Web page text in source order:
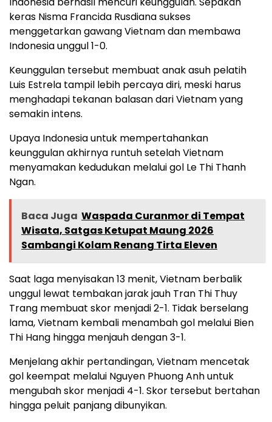
keras Nisma Francida Rusdiana sukses
menggetarkan gawang Vietnam dan membawa
Indonesia unggul 1-0.
Keunggulan tersebut membuat anak asuh pelatih
Luis Estrela tampil lebih percaya diri, meski harus
menghadapi tekanan balasan dari Vietnam yang
semakin intens.
Upaya Indonesia untuk mempertahankan
keunggulan akhirnya runtuh setelah Vietnam
menyamakan kedudukan melalui gol Le Thi Thanh
Ngan.
Baca Juga Waspada Curanmor di Tempat
Wisata, Satgas Ketupat Maung 2026
Sambangi Kolam Renang Tirta Eleven
Saat laga menyisakan 13 menit, Vietnam berbalik
unggul lewat tembakan jarak jauh Tran Thi Thuy
Trang membuat skor menjadi 2-1. Tidak berselang
lama, Vietnam kembali menambah gol melalui Bien
Thi Hang hingga menjauh dengan 3-1.
Menjelang akhir pertandingan, Vietnam mencetak
gol keempat melalui Nguyen Phuong Anh untuk
mengubah skor menjadi 4-1. Skor tersebut bertahan
hingga peluit panjang dibunyikan.